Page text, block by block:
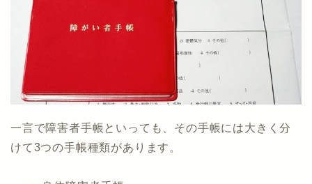
一言で障害者手帳といっても、その手帳には大きく分
けて3つの手帳種類があります。